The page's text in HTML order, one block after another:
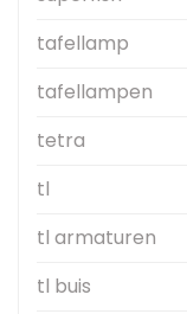
tafellamp
tafellampen
tetra
tl
tl armaturen
tl buis